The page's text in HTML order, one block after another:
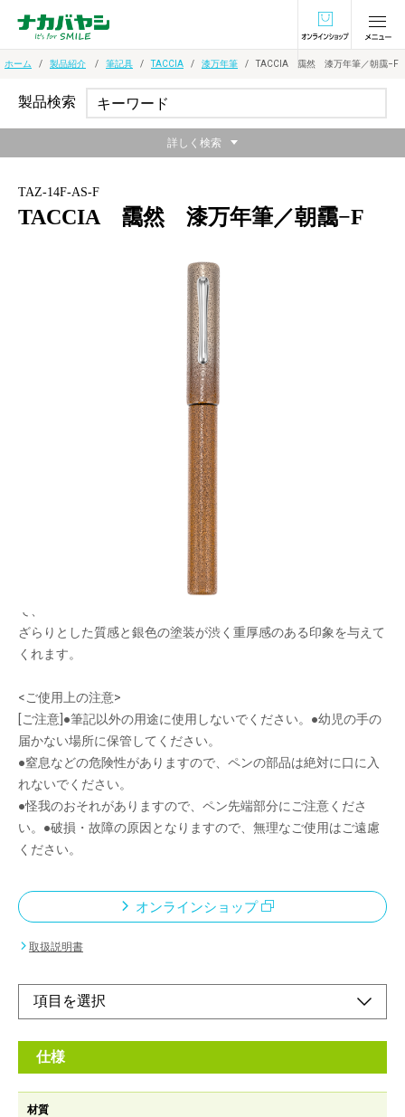
オンラインショ
ホーム 製品紹介 筆記具 TACCIA 漆万年筆 TACCIA 靄然 漆万年筆／朝靄−F
TAZ-14F-AS-F
TACCIA 靄然 漆万年筆／朝靄−F
靄然（あいぜん）は雲や霞(かすみ)、靄(もや)が立ちこめる風景
山が連なる風景に靄や霞が立ち込め、山頂から麓にかけて美しい
日本の美しい靄の風景を万年筆に落とし込みました。
靄の表現は【乾漆(かんしつ)】という漆塗りの技法で仕上げてい
て、
ざらりとした質感と銀色の塗装が渋く重厚感のある印象を与えて
くれます。
<ご使用上の注意>
[ご注意]●筆記以外の用途に使用しないでください。●幼児の手の
届かない場所に保管してください。
●窒息などの危険性がありますので、ペンの部品は絶対に口に入
れないでください。
●怪我のおそれがありますので、ペン先端部分にご注意くださ
い。●破損・故障の原因となりますので、無理なご使用はご遠慮
ください。
オンラインショップ
取扱説明書
仕様
材質
製品検索
詳しく検索